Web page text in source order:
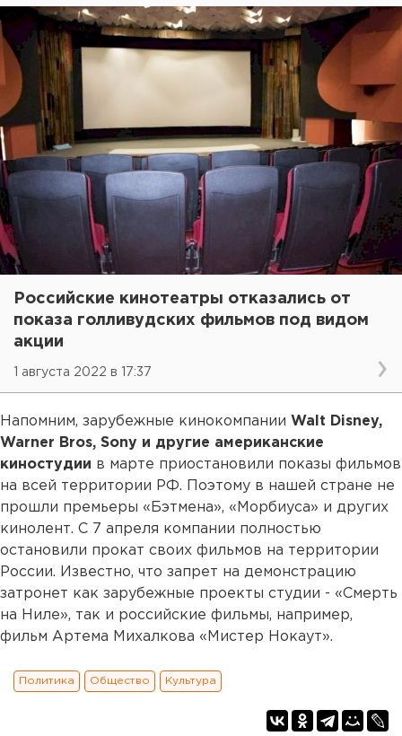
Российские кинотеатры отказались от
показа голливудских фильмов под видом
акции
1 августа 2022 в 17:37
Напомним, зарубежные кинокомпании Walt Disney,
Warner Bros, Sony и другие американские
киностудии в марте приостановили показы фильмов
на всей территории РФ. Поэтому в нашей стране не
прошли премьеры «Бэтмена», «Морбиуса» и других
кинолент. С 7 апреля компании полностью
остановили прокат своих фильмов на территории
России. Известно, что запрет на демонстрацию
затронет как зарубежные проекты студии - «Смерть
на Ниле», так и российские фильмы, например,
фильм Артема Михалкова «Мистер Нокаут».
Политика Общество Культура